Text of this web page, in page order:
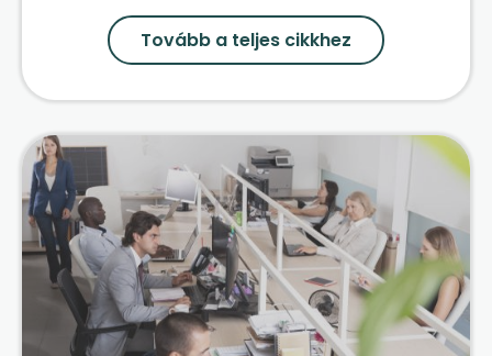
Tovább a teljes cikkhez